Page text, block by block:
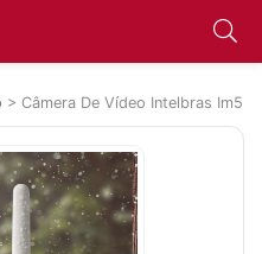
> Câmera De Vídeo Intelbras Im5